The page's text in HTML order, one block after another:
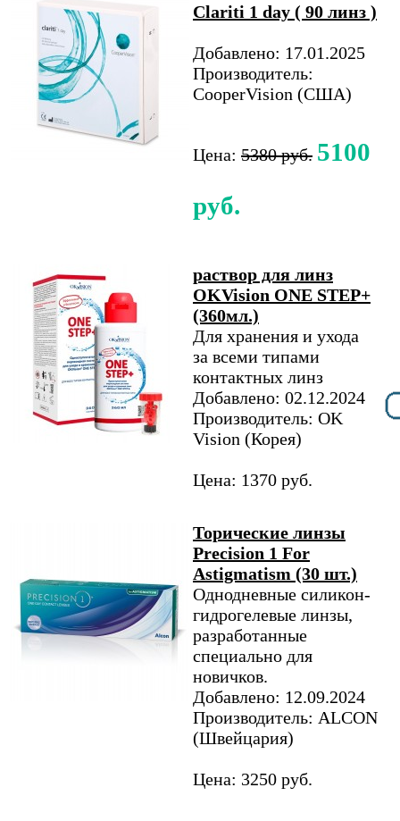
Clariti 1 day ( 90 линз )
Добавлено: 17.01.2025
Производитель:
CooperVision (США)
Цена: 5380 руб. 5100
руб.
раствор для линз
OKVision ONE STEP+
(360мл.)
Для хранения и ухода
за всеми типами
контактных линз
Добавлено: 02.12.2024
Производитель: OK
Vision (Корея)
Цена: 1370 руб.
Торические линзы
Precision 1 For
Astigmatism (30 шт.)
Однодневные силикон-
гидрогелевые линзы,
разработанные
специально для
новичков.
Добавлено: 12.09.2024
Производитель: ALCON
(Швейцария)
Цена: 3250 руб.